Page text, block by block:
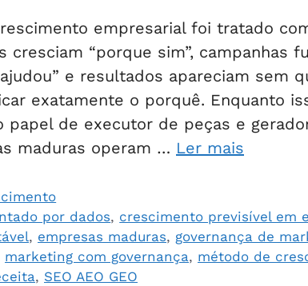
empresarial foi tratado
cresciam “porque sim”, campanhas
e resultados apareciam sem
exatamente o porquê. Enquanto
papel de executor de peças e
maduras operam … Ler mais
por dados, crescimento previsível em
, empresas maduras, governança de
marketing com governança, método de
, SEO AEO GEO